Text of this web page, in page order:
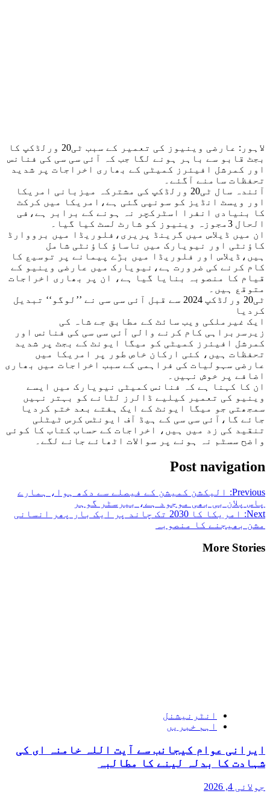
لاہور: عارضی وینیوز کی تعمیر کے سبب ٹی20 ورلڈکپ کا
بجٹ قابو سے باہر ہونے لگا جب کہ آئی سی سی کی فنانس
اور کمرشل افیئرز کمیٹی کے بھاری اخراجات پر شدید
تحفظات سامنے آگئے۔
آئندہ سال ٹی20 ورلڈکپ کی مشترکہ میزبانی امریکا
اور ویسٹ انڈیز کو سونپی گئی ہے،امریکا میں کرکٹ
کا بنیادی انفرا اسٹرکچر نہ ہونے کے برابر ہے،فی
الحال 3مجوزہ وینیوز کو شارٹ لسٹ کیا گیا۔
ان میں ڈیلاس میں گرینڈ پریری،فلوریڈا میں برووارڈ
کاؤنٹی اور نیویارک میں ناساؤ کاؤنٹی شامل
ہیں،ڈیلاس اور فلوریڈا میں بڑے پیمانے پر توسیع کا
کام کرنے کی ضرورت ہے،نیویارک میں عارضی وینیو کے
قیام کا منصوبہ بنایا گیا ہے، ان پر بھاری اخراجات
متوقع ہیں۔
ٹی20 ورلڈکپ 2024 سے قبل آئی سی سی نے ’’لوگو‘‘ تبدیل
کردیا
ایک غیرملکی ویب سائٹ کے مطابق جے شاہ کی
زیرسربراہی کام کرنے والی آئی سی سی کی فنانس اور
کمرشل افیئرز کمیٹی کو میگا ایونٹ کے بجٹ پر شدید
تحفظات ہیں، کئی ارکان خاص طور پر امریکا میں
عارضی سہولیات کی فراہمی کے سبب اخراجات میں بھاری
اضافے پر خوش نہیں۔
ان کا کہنا ہے کہ فنانس کمیٹی نیویارک میں ایسے
وینیو کی تعمیر کیلیے ڈالرز لٹانے کو بہتر نہیں
سمجھتی جو میگا ایونٹ کے ایک ہفتے بعد ختم کردیا
جائے گا،آئی سی سی کے ہیڈ آف ایونٹس کرس ٹیٹلی
تنقید کی زد میں ہیں، اخراجات کے حساب کتاب کا کوئی
واضح سسٹم نہ ہونے پر سوالات اٹھائے جانے لگے۔
Post navigation
Previous:
الیکشن کمیشن کے فیصلے سے دکھ ہوا، ہمارے
پاس پلان بی بھی موجود ہے، بیرسٹر گوہر
Next:
امریکا کا 2030 تک چاند پر ایک بار پھر انسانی
مشن بھیجنے کا منصوبہ
More Stories
انٹرنیشنل
اہم خبریں
ایرانی عوام کیجانب سے آیت اللہ خامنہ ای کی
شہادت کا بدلہ لینے کا مطالبہ
جولائی 4, 2026